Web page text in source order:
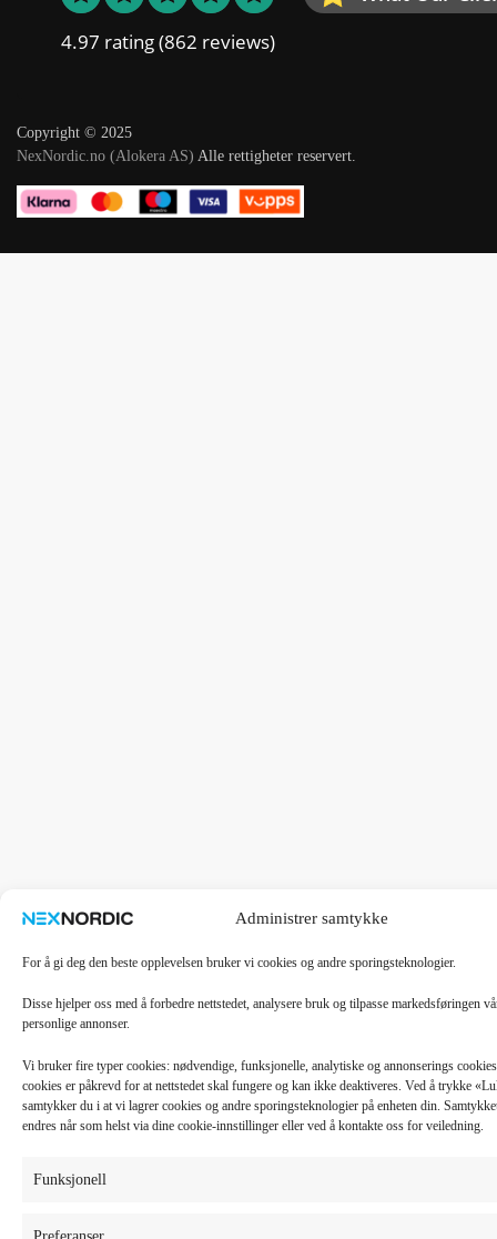
Administrer samtykke
For å gi deg den beste opplevelsen bruker vi cookies og andre sporingsteknologier.
Disse hjelper oss med å forbedre nettstedet, analysere bruk og tilpasse markedsføringen
personlige annonser.
Vi bruker fire typer cookies: nødvendige, funksjonelle, analytiske og annonserings
cookies er påkrevd for at nettstedet skal fungere og kan ikke deaktiveres. Ved å trykke
samtykker du i at vi lagrer cookies og andre sporingsteknologier på enheten din.
endres når som helst via dine cookie-innstillinger eller ved å kontakte oss for veiledning.
Funksjonell
4.97 rating(862 reviews)
Copyright © 2025
NexNordic.no (Alokera AS) Alle rettigheter reservert.